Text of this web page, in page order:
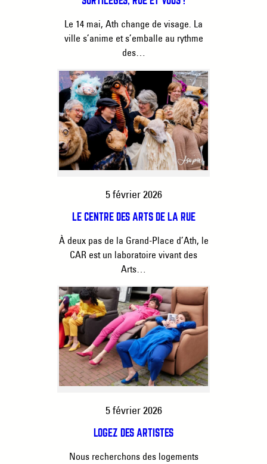
Le 14 mai, Ath change de visage. La
ville s’anime et s’emballe au rythme
des…
5 février 2026
LE CENTRE DES ARTS DE LA RUE
À deux pas de la Grand-Place d’Ath, le
CAR est un laboratoire vivant des
Arts…
5 février 2026
LOGEZ DES ARTISTES
Nous recherchons des logements